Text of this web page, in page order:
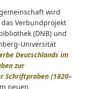
wird
Verbundprojekt
(DNB) und
Universität
Deutschlands im
zur
Schriftproben (1820–
neuen